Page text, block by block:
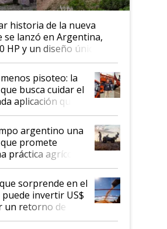
historia de la nueva
se lanzó en Argentina,
HP y un diseño único: a
pisoteo: la
busca cuidar el
aplicación que
Congreso
argentino una
promete
práctica agrícola
analizar el suelo
como apretar
sorprende en el
puede invertir US$
un retorno de
en agricultura?